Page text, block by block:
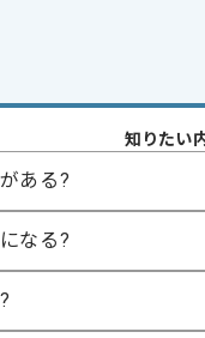
での実務開発経験 2年以
品のカスタマイズまた
融業、販売管理などの業
やスキルをお持ちであれば申
知りたい
ある?
なる?